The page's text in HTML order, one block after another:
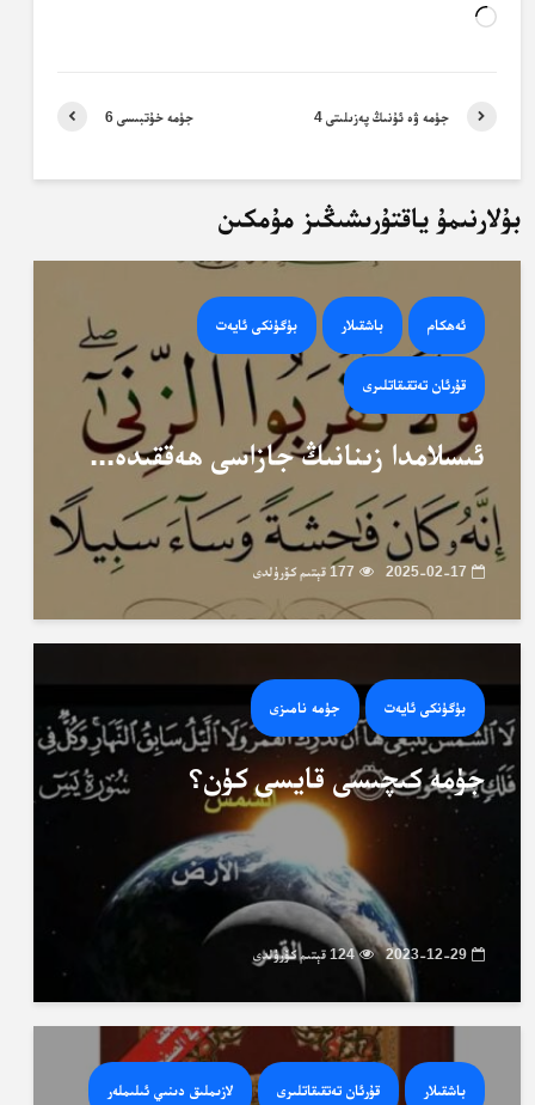
Loading…
جۈمە خۇتبىسى 6 جۈمە ۋە ئۇنىڭ پەزىلىتى 4
بۇلارنىمۇ ياقتۇرىشىڭىز مۇمكىن
ئەھكام باشقىلار بۈگۈنكى ئايەت
قۇرئان تەتقىقاتلىرى
ئىسلامدا زىنانىڭ جازاسى ھەققىدە...
2025-02-17 177 قېتىم كۆرۈلدى
بۈگۈنكى ئايەت جۈمە نامىزى
جۈمە كىچىسى قايسى كۈن؟
2023-12-29 124 قېتىم كۆرۈلدى
باشقىلار قۇرئان تەتقىقاتلىرى لازىملىق دىنىي ئىلىملەر